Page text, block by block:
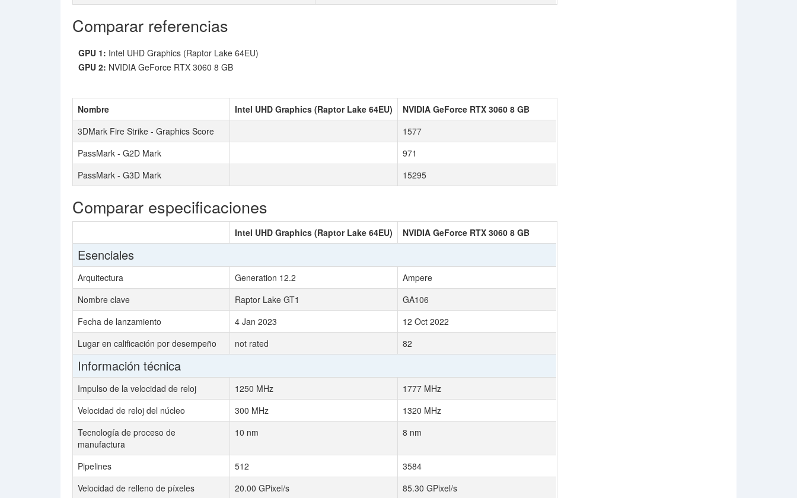
Comparar referencias
GPU 1: Intel UHD Graphics (Raptor Lake 64EU)
GPU 2: NVIDIA GeForce RTX 3060 8 GB
Nombre Intel UHD Graphics (Raptor Lake 64EU)
NVIDIA GeForce RTX 3060 8 GB
3DMark Fire Strike - Graphics Score
1577
PassMark - G2D Mark
971
PassMark - G3D Mark
15295
Comparar especificaciones
Intel UHD Graphics (Raptor Lake 64EU) NVIDIA GeForce RTX 3060 8 GB
Esenciales
Arquitectura Generation 12.2
Ampere
Nombre clave
Raptor Lake GT1
GA106
Fecha de lanzamiento
4 Jan 2023
12 Oct 2022
Lugar en calificación por desempeño
not rated 82
Información técnica
Impulso de la velocidad de reloj 1250 MHz
1777 MHz
Velocidad de reloj del núcleo
300 MHz
1320 MHz
Tecnología de proceso de
manufactura
10 nm 8 nm
Pipelines 512
3584
Velocidad de relleno de píxeles
20.00 GPixel/s
85.30 GPixel/s